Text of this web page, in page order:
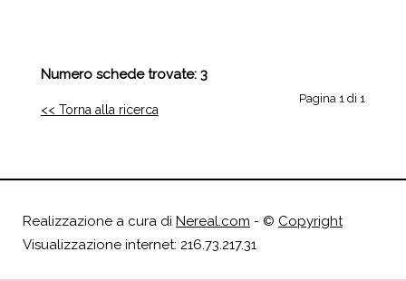
Numero schede trovate: 3
Pagina 1 di 1
<< Torna alla ricerca
Realizzazione a cura di Nereal.com - © Copyright
Visualizzazione internet: 216.73.217.31